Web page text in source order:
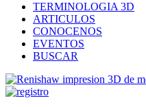
TERMINOLOGIA 3D
ARTICULOS
CONOCENOS
EVENTOS
BUSCAR